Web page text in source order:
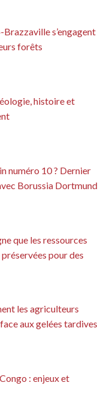
s’engagent
forêts
histoire et
numéro 10 ? Dernier
Borussia Dortmund
que les ressources
pour des
les agriculteurs
aux gelées tardives
: enjeux et